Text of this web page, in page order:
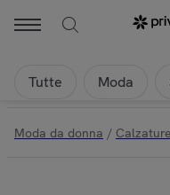
Tutte Moda
Moda da donna /